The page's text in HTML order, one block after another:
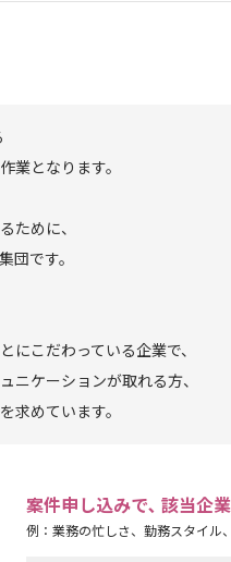
業となります。
ために、
団です。
にこだわっている企業で、
ニケーションが取れる方、
求めています。
案件申し込みで､ 該当企
例：業務の忙しさ、勤務スタイル